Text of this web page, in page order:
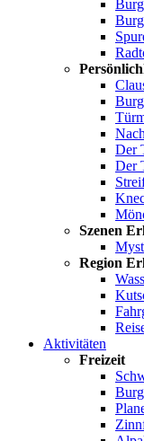
Der
Der
Szenen
Region
Aktivitäten
Freizeit